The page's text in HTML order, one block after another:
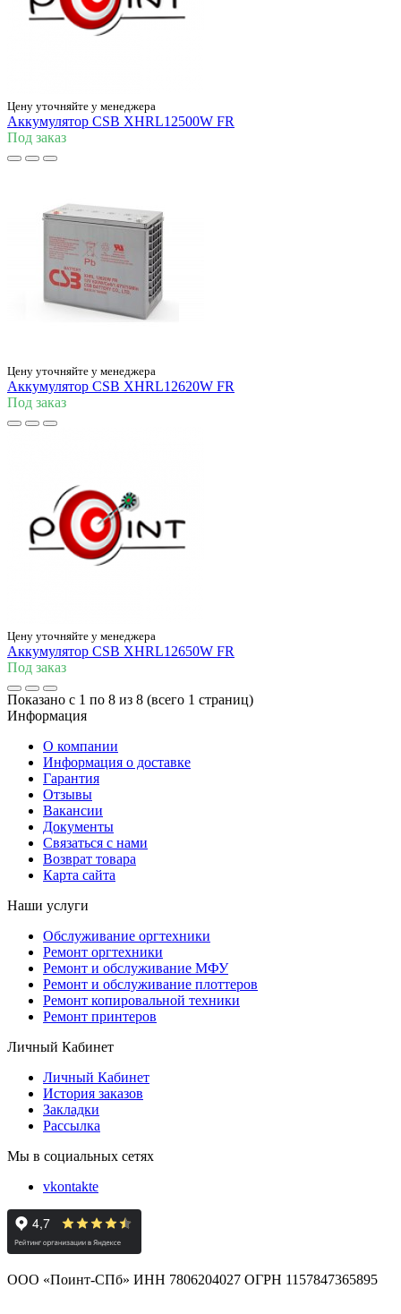
Цену уточняйте у менеджера
Аккумулятор CSB XHRL12500W FR
Под заказ
Цену уточняйте у менеджера
Аккумулятор CSB XHRL12620W FR
Под заказ
Цену уточняйте у менеджера
Аккумулятор CSB XHRL12650W FR
Под заказ
Показано с 1 по 8 из 8 (всего 1 страниц)
Информация
О компании
Информация о доставке
Гарантия
Отзывы
Вакансии
Документы
Связаться с нами
Возврат товара
Карта сайта
Наши услуги
Обслуживание оргтехники
Ремонт оргтехники
Ремонт и обслуживание МФУ
Ремонт и обслуживание плоттеров
Ремонт копировальной техники
Ремонт принтеров
Личный Кабинет
Личный Кабинет
История заказов
Закладки
Рассылка
Мы в социальных сетях
vkontakte
ООО «Поинт-СПб» ИНН 7806204027 ОГРН 1157847365895